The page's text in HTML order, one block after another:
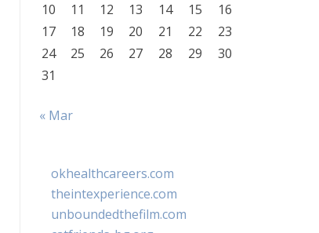
10
11 12 13 14 15
16
17
18 19 20 21 22
23
24
25 26 27 28 29
30
31
« Mar
okhealthcareers.com
theintexperience.com
unboundedthefilm.com